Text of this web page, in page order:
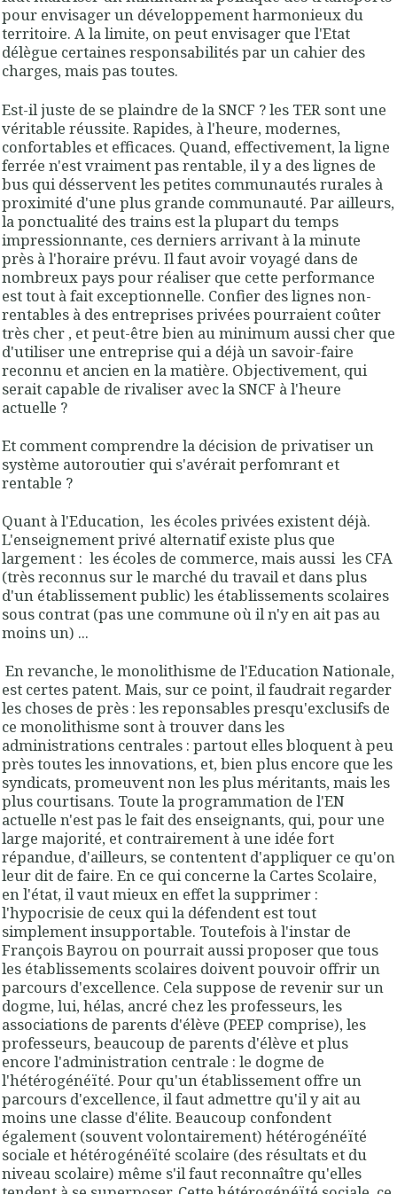
pour envisager un développement harmonieux du
territoire. A la limite, on peut envisager que l'Etat
délègue certaines responsabilités par un cahier des
charges, mais pas toutes.
Est-il juste de se plaindre de la SNCF ? les TER sont une
véritable réussite. Rapides, à l'heure, modernes,
confortables et efficaces. Quand, effectivement, la ligne
ferrée n'est vraiment pas rentable, il y a des lignes de
bus qui désservent les petites communautés rurales à
proximité d'une plus grande communauté. Par ailleurs,
la ponctualité des trains est la plupart du temps
impressionnante, ces derniers arrivant à la minute
près à l'horaire prévu. Il faut avoir voyagé dans de
nombreux pays pour réaliser que cette performance
est tout à fait exceptionnelle. Confier des lignes non-
rentables à des entreprises privées pourraient coûter
très cher , et peut-être bien au minimum aussi cher que
d'utiliser une entreprise qui a déjà un savoir-faire
reconnu et ancien en la matière. Objectivement, qui
serait capable de rivaliser avec la SNCF à l'heure
actuelle ?
Et comment comprendre la décision de privatiser un
système autoroutier qui s'avérait perfomrant et
rentable ?
Quant à l'Education, les écoles privées existent déjà.
L'enseignement privé alternatif existe plus que
largement : les écoles de commerce, mais aussi les CFA
(très reconnus sur le marché du travail et dans plus
d'un établissement public) les établissements scolaires
sous contrat (pas une commune où il n'y en ait pas au
moins un) ...
En revanche, le monolithisme de l'Education Nationale,
est certes patent. Mais, sur ce point, il faudrait regarder
les choses de près : les reponsables presqu'exclusifs de
ce monolithisme sont à trouver dans les
administrations centrales : partout elles bloquent à peu
près toutes les innovations, et, bien plus encore que les
syndicats, promeuvent non les plus méritants, mais les
plus courtisans. Toute la programmation de l'EN
actuelle n'est pas le fait des enseignants, qui, pour une
large majorité, et contrairement à une idée fort
répandue, d'ailleurs, se contentent d'appliquer ce qu'on
leur dit de faire. En ce qui concerne la Cartes Scolaire,
en l'état, il vaut mieux en effet la supprimer :
l'hypocrisie de ceux qui la défendent est tout
simplement insupportable. Toutefois à l'instar de
François Bayrou on pourrait aussi proposer que tous
les établissements scolaires doivent pouvoir offrir un
parcours d'excellence. Cela suppose de revenir sur un
dogme, lui, hélas, ancré chez les professeurs, les
associations de parents d'élève (PEEP comprise), les
professeurs, beaucoup de parents d'élève et plus
encore l'administration centrale : le dogme de
l'hétérogénéïté. Pour qu'un établissement offre un
parcours d'excellence, il faut admettre qu'il y ait au
moins une classe d'élite. Beaucoup confondent
également (souvent volontairement) hétérogénéïté
sociale et hétérogénéïté scolaire (des résultats et du
niveau scolaire) même s'il faut reconnaître qu'elles